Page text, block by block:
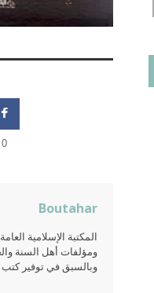
0
Boutahar
المكتبة الإسلامية
ومؤلفات أهل السنة
وبالسبق في توفير كتب